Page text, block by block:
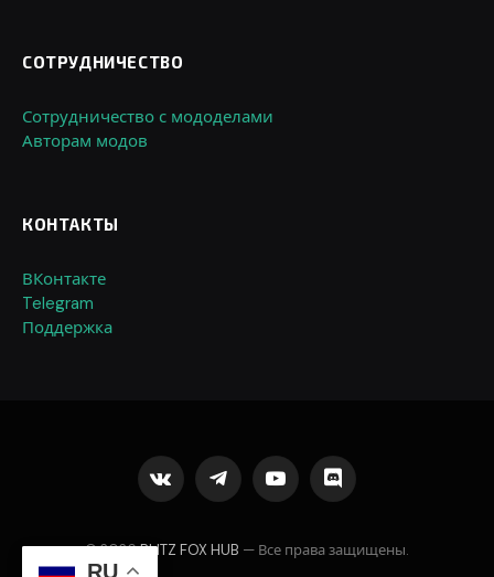
СОТРУДНИЧЕСТВО
Сотрудничество с мододелами
Авторам модов
КОНТАКТЫ
ВКонтакте
Telegram
Поддержка
VKontakteTelegramYouTubeDiscord
© 2026BLITZ FOX HUB — Все права защищены.
RU